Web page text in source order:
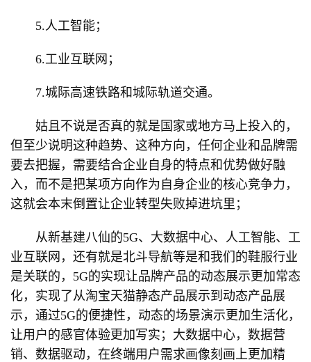
5.人工智能；
6.工业互联网；
7.城际高速铁路和城际轨道交通。
姑且不说是否真的就是国家或地方马上投入的，
但至少说明这种趋势、这种方向，任何企业和品牌需
要去把握，需要结合企业自身的特点和优势做好融
入，而不是把某项方向作为自身企业的核心竞争力，
这就会本末倒置让企业转型失败掉进坑里；
从新基建八仙的5G、大数据中心、人工智能、工
业互联网，还有就是北斗导航等是和我们的鞋服行业
是关联的，5G的实现让品牌产品的动态展示更加常态
化，实现了从淘宝天猫静态产品展示到动态产品展
示，通过5G的便捷性，动态的场景演示更加生活化，
让用户的感官体验更加写实；大数据中心，数据营
销、数据驱动，在终端用户需求画像刻画上更加精